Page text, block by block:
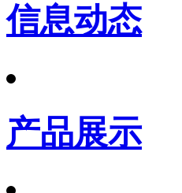
信息动态
产品展示